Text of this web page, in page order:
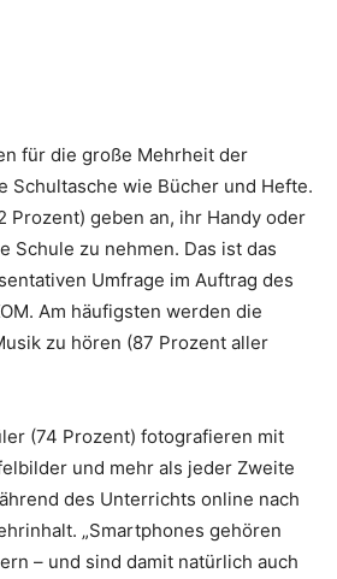
für die große Mehrheit der
Schultasche wie Bücher und Hefte.
Prozent) geben an, ihr Handy oder
Schule zu nehmen. Das ist das
Umfrage im Auftrag des
Am häufigsten werden die
zu hören (87 Prozent aller
(74 Prozent) fotografieren mit
und mehr als jeder Zweite
des Unterrichts online nach
„Smartphones gehören
– und sind damit natürlich auch